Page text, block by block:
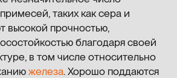
таких как сера и
высокой прочностью,
благодаря своей
в том числе относительно
железа. Хорошо поддаются